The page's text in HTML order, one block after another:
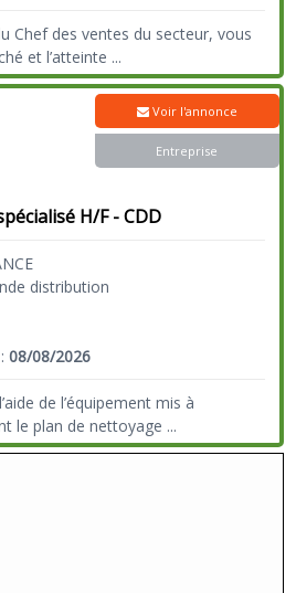
Chef des ventes du secteur, vous
et l’atteinte ...
H/F - CDD
distribution
:08/08/2026
de l’équipement mis à
le plan de nettoyage ...
Voir l'annonce
Entreprise